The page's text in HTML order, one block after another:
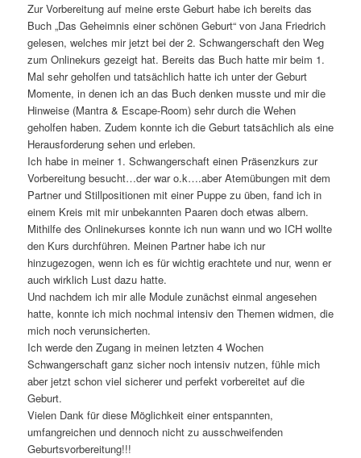
Zur Vorbereitung auf meine erste Geburt habe ich bereits das
Buch „Das Geheimnis einer schönen Geburt“ von Jana Friedrich
gelesen, welches mir jetzt bei der 2. Schwangerschaft den Weg
zum Onlinekurs gezeigt hat. Bereits das Buch hatte mir beim 1.
Mal sehr geholfen und tatsächlich hatte ich unter der Geburt
Momente, in denen ich an das Buch denken musste und mir die
Hinweise (Mantra & Escape-Room) sehr durch die Wehen
geholfen haben. Zudem konnte ich die Geburt tatsächlich als eine
Herausforderung sehen und erleben.
Ich habe in meiner 1. Schwangerschaft einen Präsenzkurs zur
Vorbereitung besucht…der war o.k….aber Atemübungen mit dem
Partner und Stillpositionen mit einer Puppe zu üben, fand ich in
einem Kreis mit mir unbekannten Paaren doch etwas albern.
Mithilfe des Onlinekurses konnte ich nun wann und wo ICH wollte
den Kurs durchführen. Meinen Partner habe ich nur
hinzugezogen, wenn ich es für wichtig erachtete und nur, wenn er
auch wirklich Lust dazu hatte.
Und nachdem ich mir alle Module zunächst einmal angesehen
hatte, konnte ich mich nochmal intensiv den Themen widmen, die
mich noch verunsicherten.
Ich werde den Zugang in meinen letzten 4 Wochen
Schwangerschaft ganz sicher noch intensiv nutzen, fühle mich
aber jetzt schon viel sicherer und perfekt vorbereitet auf die
Geburt.
Vielen Dank für diese Möglichkeit einer entspannten,
umfangreichen und dennoch nicht zu ausschweifenden
Geburtsvorbereitung!!!